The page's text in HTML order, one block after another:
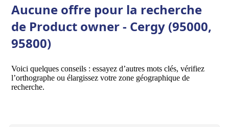
Aucune offre pour la recherche
de Product owner - Cergy (95000,
95800)
Voici quelques conseils : essayez d’autres mots clés, vérifiez
l’orthographe ou élargissez votre zone géographique de
recherche.